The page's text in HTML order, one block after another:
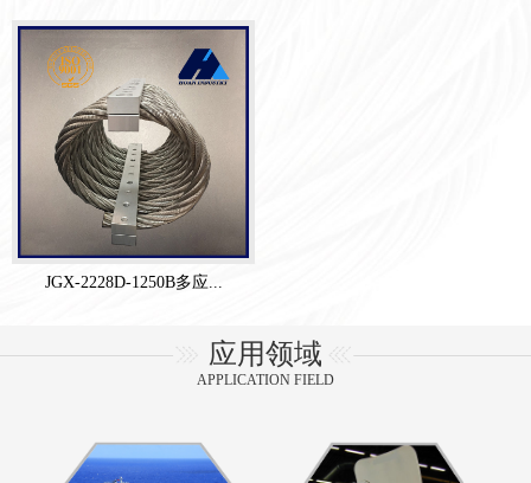
JGX-2228D-1250B多应...
应用领域
APPLICATION FIELD